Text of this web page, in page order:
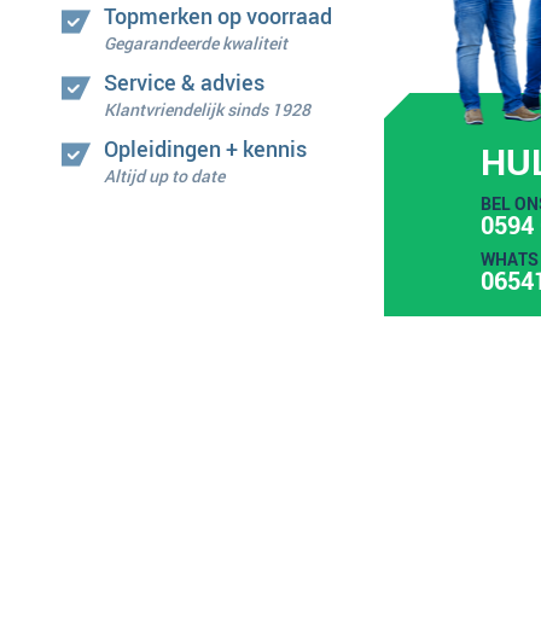
Topmerken op voorraad
Gegarandeerde kwaliteit
Service & advies
Klantvriendelijk sinds 1928
Opleidingen + kennis
Altijd up to date
BEL
0594
WHATS